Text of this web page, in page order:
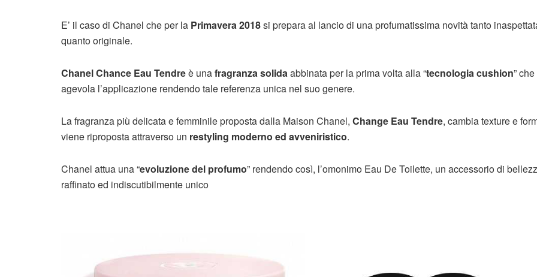
E’ il caso di Chanel che per la Primavera 2018si prepara al lancio di una profumatissima novità tanto
quanto originale.
Chanel Chance Eau Tendreè unafragranza solidaabbinata per la prima volta alla “tecnologia cushion”
agevola l’applicazione rendendo tale referenza unica nel suo genere.
La fragranza più delicata e femminile proposta dalla Maison Chanel, Change Eau Tendre, cambia texture e
viene riproposta attraverso un restyling moderno ed avveniristico.
Chanel attua una “evoluzione del profumo” rendendo così, l’omonimo Eau De Toilette, un accessorio di
raffinato ed indiscutibilmente unico